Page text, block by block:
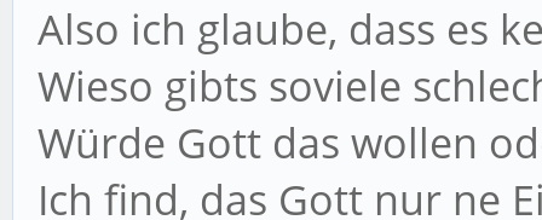
Also ich glaube, dass es
Wieso gibts soviele
Würde Gott das wollen
Ich find, das Gott nur ne